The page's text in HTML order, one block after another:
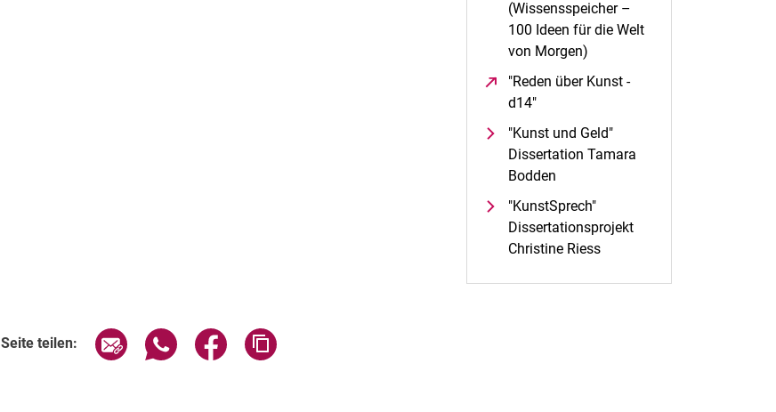
(Wissensspeicher –
100 Ideen für die Welt
von Morgen)
"Reden über Kunst -
d14"(öffnet neues Fenster)
"Kunst und Geld"
Dissertation Tamara
Bodden
"KunstSprech"
Dissertationsprojekt
Christine Riess
Seite teilen: Seite über E-Mail teilen
Seite über WhatsApp teilen (externer Link, öffnet neues Fenster)
Seite über Facebook teilen (externer Link, öffnet neues Fenster)